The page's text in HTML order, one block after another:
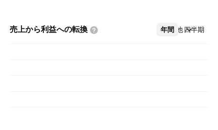
売上から利益への転換 年間 四半期
その他